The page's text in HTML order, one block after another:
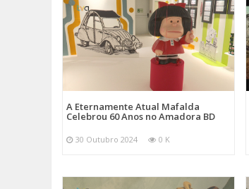
A Eternamente Atual Mafalda
Celebrou 60 Anos no Amadora BD
30 Outubro 2024 0 K